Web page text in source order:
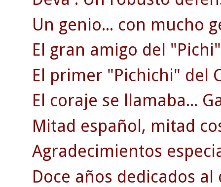
Un genio... con mucho
El gran amigo del
El primer "Pichichi" del
El coraje se llamaba...
Mitad español, mitad
Agradecimientos
Doce años dedicados